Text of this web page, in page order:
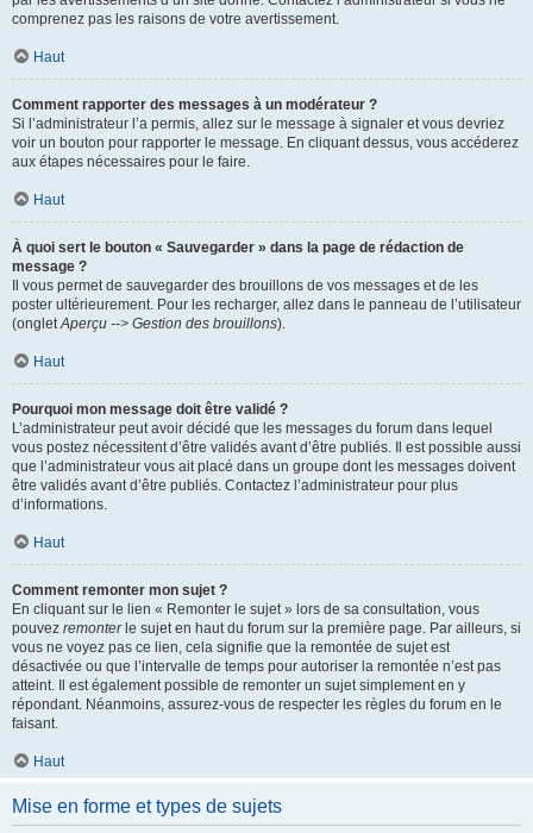
comprenez pas les raisons de votre avertissement.
Haut
Comment rapporter des messages à un modérateur ?
Si l’administrateur l’a permis, allez sur le message à signaler et vous devriez
voir un bouton pour rapporter le message. En cliquant dessus, vous accéderez
aux étapes nécessaires pour le faire.
Haut
À quoi sert le bouton « Sauvegarder » dans la page de rédaction de
message ?
Il vous permet de sauvegarder des brouillons de vos messages et de les
poster ultérieurement. Pour les recharger, allez dans le panneau de l’utilisateur
(ongletAperçu --> Gestion des brouillons).
Haut
Pourquoi mon message doit être validé ?
L’administrateur peut avoir décidé que les messages du forum dans lequel
vous postez nécessitent d’être validés avant d’être publiés. Il est possible aussi
que l’administrateur vous ait placé dans un groupe dont les messages doivent
être validés avant d’être publiés. Contactez l’administrateur pour plus
d’informations.
Haut
Comment remonter mon sujet ?
En cliquant sur le lien « Remonter le sujet » lors de sa consultation, vous
pouvez remonterle sujet en haut du forum sur la première page. Par ailleurs, si
vous ne voyez pas ce lien, cela signifie que la remontée de sujet est
désactivée ou que l’intervalle de temps pour autoriser la remontée n’est pas
atteint. Il est également possible de remonter un sujet simplement en y
répondant. Néanmoins, assurez-vous de respecter les règles du forum en le
faisant.
Haut
Mise en forme et types de sujets